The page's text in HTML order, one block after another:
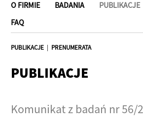
O FIRMIE BADANIA PUBLIKACJE
FAQ
PUBLIKACJE | PRENUMERATA
PUBLIKACJE
Komunikat z badań nr 56/